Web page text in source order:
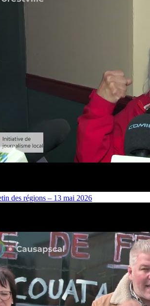
des régions – 13 mai 2026